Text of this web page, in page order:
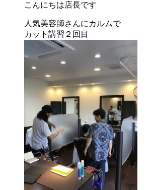
こんにちは店長です
人気美容師さんにカルムで
カット講習２回目